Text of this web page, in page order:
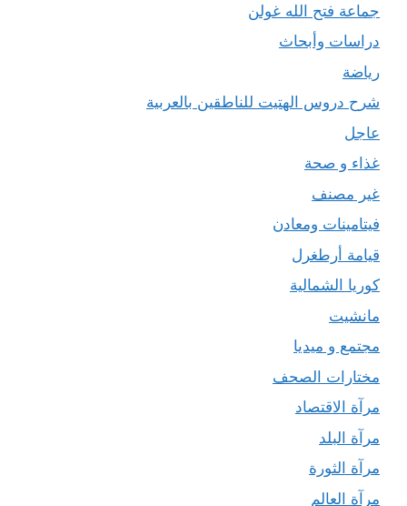
جماعة فتح الله غولن
دراسات وأبحاث
رياضة
شرح دروس الهتيت للناطقين بالعربية
عاجل
غذاء و صحة
غير مصنف
فيتامينات ومعادن
قيامة أرطغرل
كوريا الشمالية
مانشيت
مجتمع و ميديا
مختارات الصحف
مرآة الاقتصاد
مرآة البلد
مرآة الثورة
مرآة العالم